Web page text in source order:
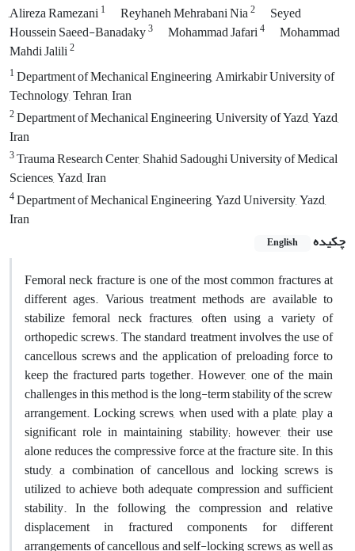
َAlireza Ramezani1 Reyhaneh Mehrabani Nia2
Seyed
Houssein Saeed-Banadaky3 Mohammad Jafari4
Mohammad
Mahdi Jalili2
1Department of Mechanical Engineering, Amirkabir University of
Technology, Tehran, Iran
2Department of Mechanical Engineering, University of Yazd, Yazd,
Iran
3Trauma Research Center, Shahid Sadoughi University of Medical
Sciences, Yazd, Iran
4Department of Mechanical Engineering, Yazd University, Yazd,
Iran
چکیده
English
Femoral neck fracture is one of the most common fractures at
different ages. Various treatment methods are available to
stabilize femoral neck fractures, often using a variety of
orthopedic screws. The standard treatment involves the use of
cancellous screws and the application of preloading force to
keep the fractured parts together. However, one of the main
challenges in this method is the long-term stability of the screw
arrangement. Locking screws, when used with a plate, play a
significant role in maintaining stability; however, their use
alone reduces the compressive force at the fracture site. In this
study, a combination of cancellous and locking screws is
utilized to achieve both adequate compression and sufficient
stability. In the following, the compression and relative
displacement in fractured components for different
arrangements of cancellous and self-locking screws, as well as